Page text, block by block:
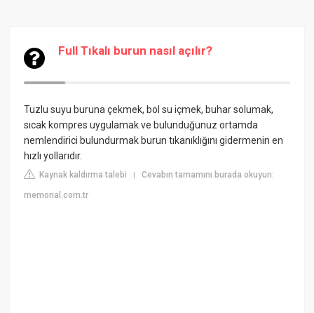
Full Tıkalı burun nasıl açılır?
Tuzlu suyu buruna çekmek, bol su içmek, buhar solumak,
sıcak kompres uygulamak ve bulunduğunuz ortamda
nemlendirici bulundurmak burun tıkanıklığını gidermenin en
hızlı yollarıdır.
Kaynak kaldırma talebi |Cevabın tamamını burada okuyun:
memorial.com.tr